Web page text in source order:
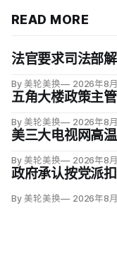
READ MORE
法官要求司法部
By 美轮美换 2026年8
五角大楼政策主
By 美轮美换 2026年8
美三大电视网高
By 美轮美换 2026年8
政府承认按党派
By 美轮美换 2026年8